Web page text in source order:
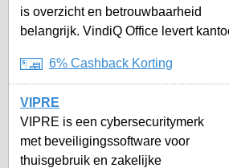
is overzicht en betrouwbaarheid
belangrijk. VindiQ Office levert
6% Cashback Korting
VIPRE
VIPRE is een cybersecuritymerk
met beveiligingssoftware voor
thuisgebruik en zakelijke